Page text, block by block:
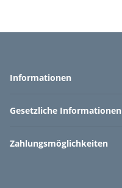
Informationen
Gesetzliche Informationen
Zahlungsmöglichkeiten